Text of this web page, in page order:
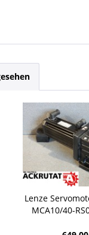
Lenze
MCA10/40-